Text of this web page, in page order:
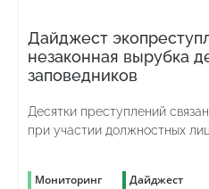
Дайджест
незаконная вырубка
заповедников
Десятки преступлений
при участии должностных
Мониторинг Дайджест